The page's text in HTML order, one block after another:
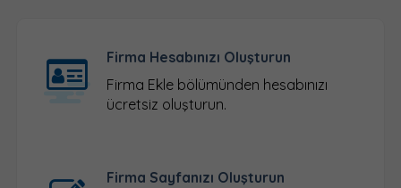
Firma Hesabınızı Oluşturun
Firma Eklebölümünden hesabınızı
ücretsiz oluşturun.
Firma Sayfanızı Oluşturun